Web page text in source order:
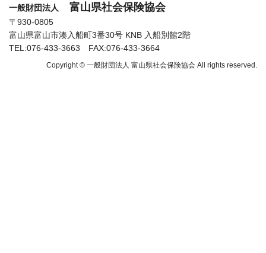
一般財団法人 富山県社会保険協会
〒930-0805
富山県富山市湊入船町3番30号 KNB 入船別館2階
TEL:076-433-3663 FAX:076-433-3664
Copyright © 一般財団法人 富山県社会保険協会 All rights reserved.